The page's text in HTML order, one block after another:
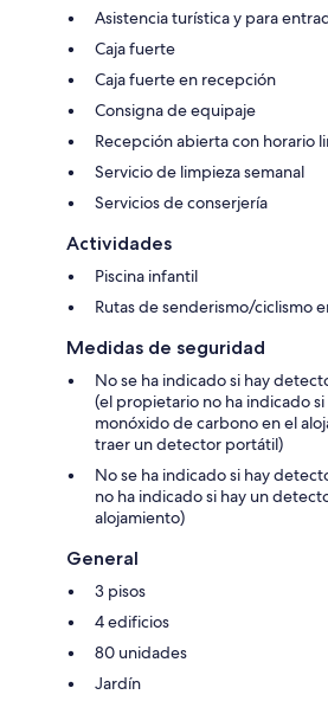
Asistencia turística y para
Caja fuerte
Caja fuerte en recepción
Consigna de equipaje
Recepción abierta con horario
Servicio de limpieza semanal
Servicios de conserjería
Actividades
Piscina infantil
Rutas de senderismo/ciclismo
Medidas de seguridad
No se ha indicado si hay
(el propietario no ha indicado
monóxido de carbono en el
traer un detector portátil)
No se ha indicado si hay
no ha indicado si hay un
alojamiento)
General
3 pisos
4 edificios
80 unidades
Jardín